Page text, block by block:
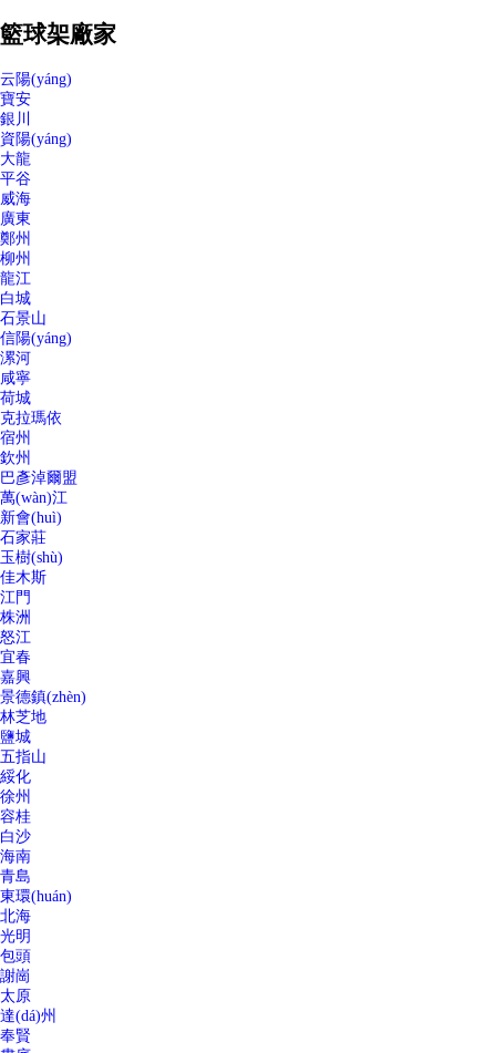
籃球架廠家
云陽(yáng)
寶安
銀川
資陽(yáng)
大龍
平谷
威海
廣東
鄭州
柳州
龍江
白城
石景山
信陽(yáng)
漯河
咸寧
荷城
克拉瑪依
宿州
欽州
巴彥淖爾盟
萬(wàn)江
新會(huì)
石家莊
玉樹(shù)
佳木斯
江門
株洲
怒江
宜春
嘉興
景德鎮(zhèn)
林芝地
鹽城
五指山
綏化
徐州
容桂
白沙
海南
青島
東環(huán)
北海
光明
包頭
謝崗
太原
達(dá)州
奉賢